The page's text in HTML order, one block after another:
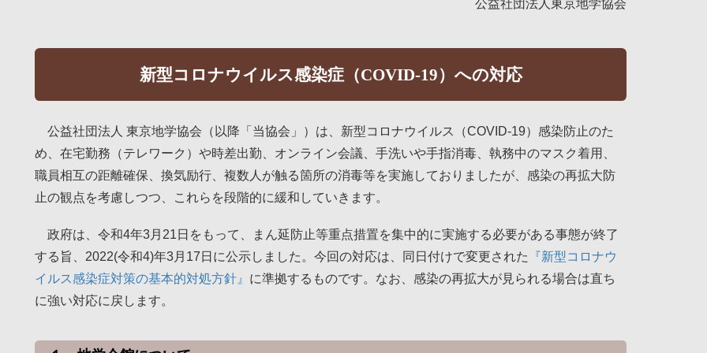
公益社団法人東京地学協会
新型コロナウイルス感染症（COVID-19）への対応
公益社団法人 東京地学協会（以降「当協会」）は、新型コロナウイルス（COVID-19）感染防止のた
め、在宅勤務（テレワーク）や時差出勤、オンライン会議、手洗いや手指消毒、執務中のマスク着用、
職員相互の距離確保、換気励行、複数人が触る箇所の消毒等を実施しておりましたが、感染の再拡大防
止の観点を考慮しつつ、これらを段階的に緩和していきます。
政府は、令和4年3月21日をもって、まん延防止等重点措置を集中的に実施する必要がある事態が終了
する旨、2022(令和4)年3月17日に公示しました。今回の対応は、同日付けで変更された
『新型コロナウ
イルス感染症対策の基本的対処方針』 に準拠するものです。なお、感染の再拡大が見られる場合は直ち
に強い対応に戻します。